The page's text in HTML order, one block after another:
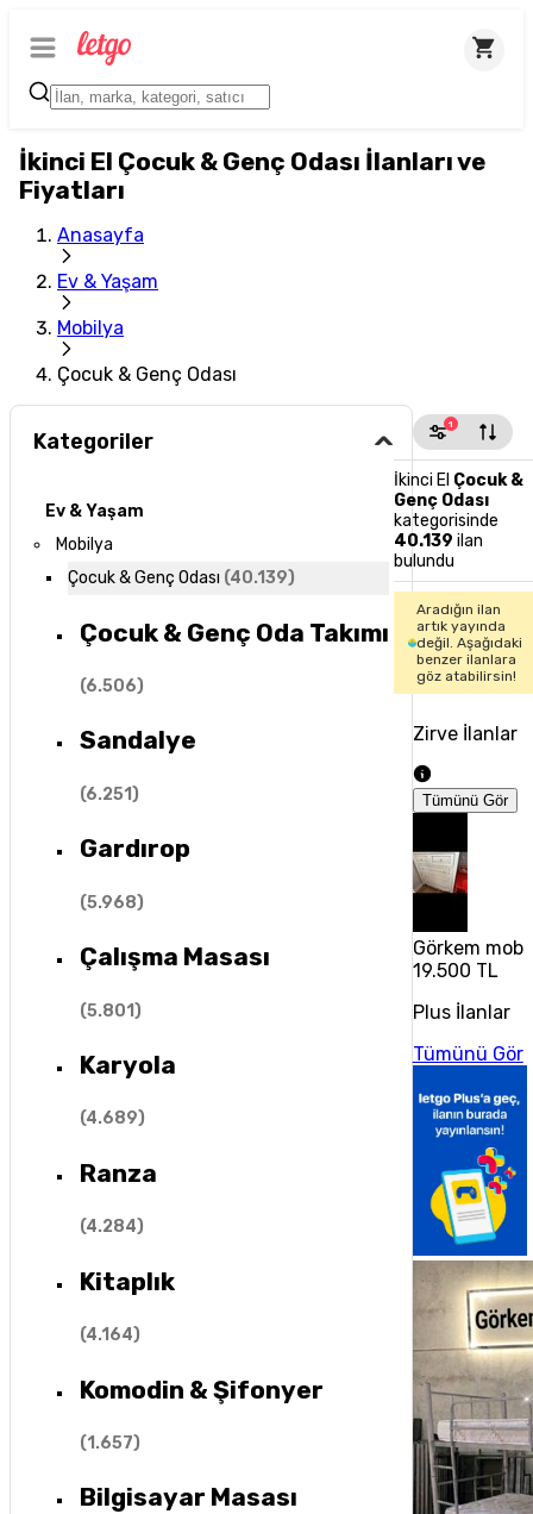
İkinci El Çocuk & Genç Odası İlanları ve
Fiyatları
Anasayfa
Ev & Yaşam
Mobilya
Çocuk & Genç Odası
Kategoriler
Ev & Yaşam
Mobilya
Çocuk & Genç Odası (40.139)
Çocuk & Genç Oda Takımı
(6.506)
Sandalye
(6.251)
Gardırop
(5.968)
Çalışma Masası
(5.801)
Karyola
(4.689)
Ranza
(4.284)
Kitaplık
(4.164)
Komodin & Şifonyer
(1.657)
Bilgisayar Masası
1
İkinci El Çocuk &
Genç Odası
kategorisinde
40.139 ilan
bulundu
Aradığın ilan
artık yayında
değil. Aşağıdaki
benzer ilanlara
göz atabilirsin!
Zirve İlanlar
Tümünü Gör
Görkem
19.500 TL
Plus İlanlar
Tümünü Gör